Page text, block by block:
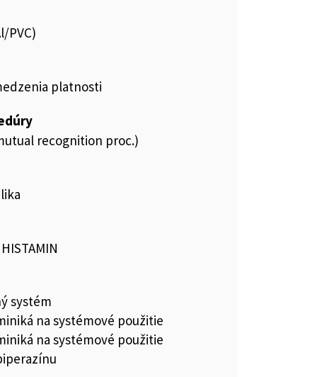
PVC)
platnosti
recognition proc.)
systém
na systémové použitie
na systémové použitie